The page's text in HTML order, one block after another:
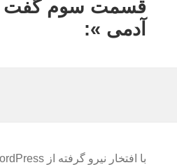
نوشته
بعدی:
قسمت سوم گفت و
آدمی »:
با افتخار نیرو گرفته از WordPress